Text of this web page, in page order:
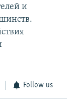
и
Follow us